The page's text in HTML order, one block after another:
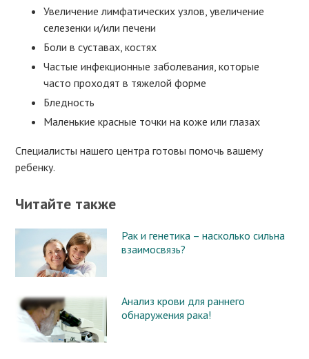
Увеличение лимфатических узлов, увеличение
селезенки и/или печени
Боли в суставах, костях
Частые инфекционные заболевания, которые
часто проходят в тяжелой форме
Бледность
Маленькие красные точки на коже или глазах
Специалисты нашего центра готовы помочь вашему
ребенку.
Читайте также
Рак и генетика – насколько сильна
взаимосвязь?
Анализ крови для раннего
обнаружения рака!